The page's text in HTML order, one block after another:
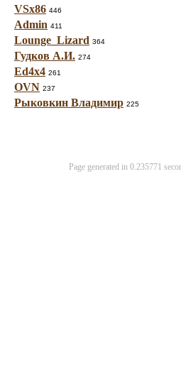
VSx86 446
Admin 411
Lounge_Lizard 364
Гудков А.И. 274
Ed4x4 261
OVN 237
Рыковкин Владимир 225
Page generated in 0.235771